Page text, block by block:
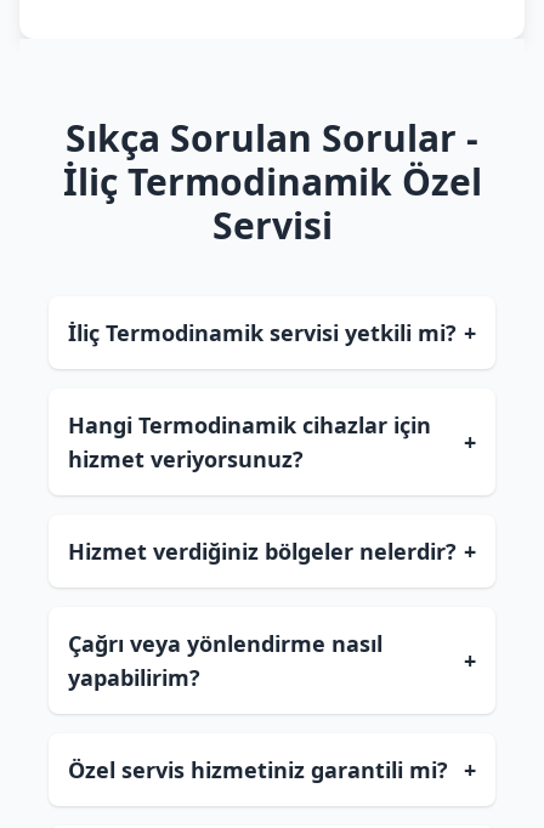
Sıkça Sorulan Sorular -
İliç Termodinamik Özel
Servisi
İliç Termodinamik servisi yetkili mi? +
Hangi Termodinamik cihazlar için
hizmet veriyorsunuz?
+
Hizmet verdiğiniz bölgeler nelerdir? +
Çağrı veya yönlendirme nasıl
yapabilirim?
+
Özel servis hizmetiniz garantili mi? +